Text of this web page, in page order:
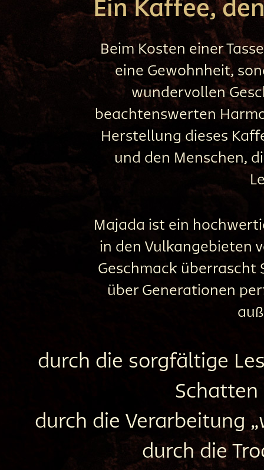
Ein Kaffee,
Beim Kosten einer
eine Gewohnheit,
wundervollen
beachtenswerten
Herstellung dieses
und den Menschen,
Majada ist ein
in den Vulkangebieten
Geschmack überrascht
über Generationen
durch die sorgfältige
Schatten
durch die Verarbeitung
durch die